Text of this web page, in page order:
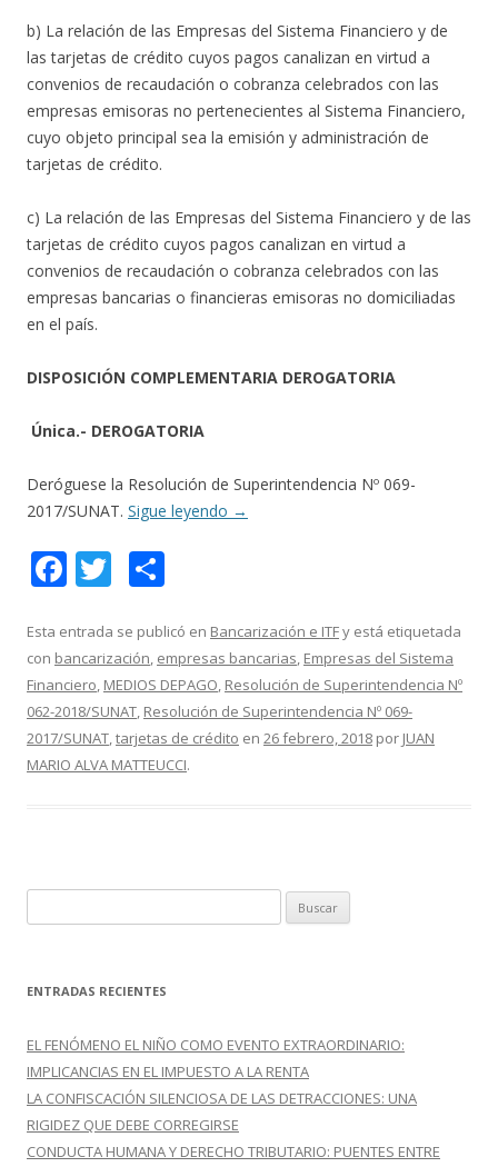
b) La relación de las Empresas del Sistema Financiero y de
las tarjetas de crédito cuyos pagos canalizan en virtud a
convenios de recaudación o cobranza celebrados con las
empresas emisoras no pertenecientes al Sistema Financiero,
cuyo objeto principal sea la emisión y administración de
tarjetas de crédito.
c) La relación de las Empresas del Sistema Financiero y de las
tarjetas de crédito cuyos pagos canalizan en virtud a
convenios de recaudación o cobranza celebrados con las
empresas bancarias o financieras emisoras no domiciliadas
en el país.
DISPOSICIÓN COMPLEMENTARIA DEROGATORIA
Única.- DEROGATORIA
Deróguese la Resolución de Superintendencia Nº 069-
2017/SUNAT. Sigue leyendo →
F
e
b
o
o
k
T
itt
er
m
p
ar
ti
r
Esta entrada se publicó en Bancarización e ITFy está etiquetada
con bancarización, empresas bancarias, Empresas del Sistema
Financiero, MEDIOS DEPAGO, Resolución de Superintendencia Nº
062-2018/SUNAT, Resolución de Superintendencia Nº 069-
2017/SUNAT,tarjetas de crédito en 26 febrero, 2018 por JUAN
MARIO ALVA MATTEUCCI.
u
c
r
:
ENTRADAS RECIENTES
EL FENÓMENO EL NIÑO COMO EVENTO EXTRAORDINARIO:
IMPLICANCIAS EN EL IMPUESTO A LA RENTA
LA CONFISCACIÓN SILENCIOSA DE LAS DETRACCIONES: UNA
RIGIDEZ QUE DEBE CORREGIRSE
CONDUCTA HUMANA Y DERECHO TRIBUTARIO: PUENTES ENTRE